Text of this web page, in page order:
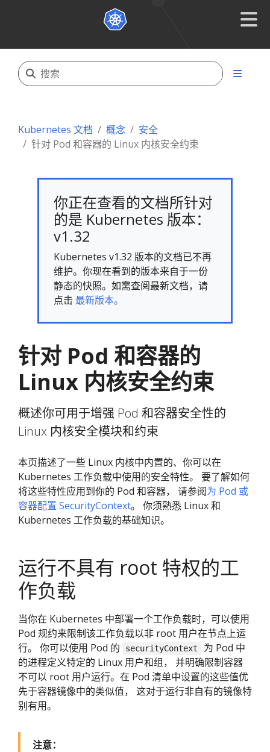
Kubernetes 文档 概念
安全
针对 Pod 和容器的 Linux 内核安全约束
你正在查看的文档所针对
的是 Kubernetes 版本：
v1.32
Kubernetes v1.32 版本的文档已不再
维护。你现在看到的版本来自于一份
静态的快照。如需查阅最新文档，请
点击 最新版本。
针对 Pod 和容器的
Linux 内核安全约束
概述你可用于增强 Pod 和容器安全性的
Linux 内核安全模块和约束
本页描述了一些 Linux 内核中内置的、你可以在
Kubernetes 工作负载中使用的安全特性。 要了解如何
将这些特性应用到你的 Pod 和容器， 请参阅为 Pod 或
容器配置 SecurityContext。 你须熟悉 Linux 和
Kubernetes 工作负载的基础知识。
运行不具有 root 特权的工
作负载
当你在 Kubernetes 中部署一个工作负载时，可以使用
Pod 规约来限制该工作负载以非 root 用户在节点上运
行。 你可以使用 Pod 的
securityContext
为 Pod 中
的进程定义特定的 Linux 用户和组， 并明确限制容器
不可以 root 用户运行。在 Pod 清单中设置的这些值优
先于容器镜像中的类似值， 这对于运行非自有的镜像特
别有用。
注意：